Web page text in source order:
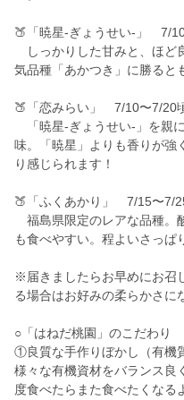
🍑「暁星-ぎょうせい-」 7/
しっかりした甘みと、ほど
気品種「あかつき」に勝ると
🍑「恋みらい」 7/10〜7/20
「暁星-ぎょうせい-」を親
味。「暁星」よりも香りが強
り感じられます！
🍑「ふくあかり」 7/15〜7/
福島県限定のレアな品種。
も食べやすい。程よいさっぱ
※届きましたらお早めにお召
る場合はお好みの柔らかさに
○「はねだ桃園」のこだわり
①良質な手作りぼかし（有機
様々な有機資材をバランス良
度食べたらまた食べたくなる